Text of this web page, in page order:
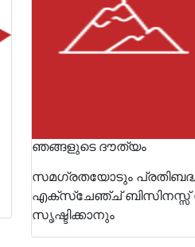
ഞങ്ങളുടെ ദൗത്യം
സമഗ്രതയോടും
എക്‌സ്‌ചേഞ്ച് ബിസിനസ്സ്
സൃഷ്ടിക്കാനും